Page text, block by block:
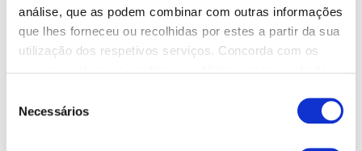
análise, que as podem combinar com outras informações
que lhes forneceu ou recolhidas por estes a partir da sua
utilização dos respetivos serviços. Concorda com os
Necessários